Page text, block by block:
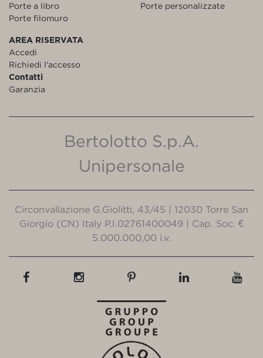
Porte a libro
Porte filomuro
Porte personalizzate
AREA RISERVATA
Accedi
Richiedi l'accesso
Contatti
Garanzia
Bertolotto S.p.A.
Unipersonale
Circonvallazione G.Giolitti, 43/45 | 12030 Torre San
Giorgio (CN) Italy P.I.02761400049 | Cap. Soc. €
5.000.000,00 i.v.